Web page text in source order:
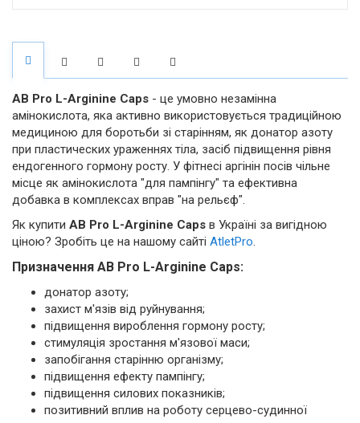
AB Pro L-Arginine Caps - це умовно незамінна
амінокислота, яка активно використовується традиційною
медициною для боротьби зі старінням, як донатор азоту
при пластических ураженнях тіла, засіб підвищення рівня
ендогенного гормону росту. У фітнесі аргінін посів чільне
місце як амінокислота "для пампінгу" та ефективна
добавка в комплексах вправ "на рельєф".
Як купити AB Pro L-Arginine Caps в Україні за вигідною
ціною? Зробіть це на нашому сайті AtletPro.
Призначення AB Pro L-Arginine Caps:
донатор азоту;
захист м'язів від руйнування;
підвищення вироблення гормону росту;
стимуляція зростання м'язової маси;
запобігання старінню організму;
підвищення ефекту пампінгу;
підвищення силових показників;
позитивний вплив на роботу серцево-судинної